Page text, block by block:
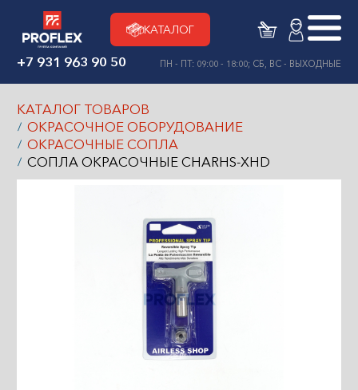
КАТАЛОГ
+7 931 963 90 50 ПН - ПТ: 09:00 - 18:00; СБ, ВС - ВЫХОДНЫЕ
КАТАЛОГ ТОВАРОВ
ОКРАСОЧНОЕ ОБОРУДОВАНИЕ
ОКРАСОЧНЫЕ СОПЛА
СОПЛА ОКРАСОЧНЫЕ CHARHS-XHD